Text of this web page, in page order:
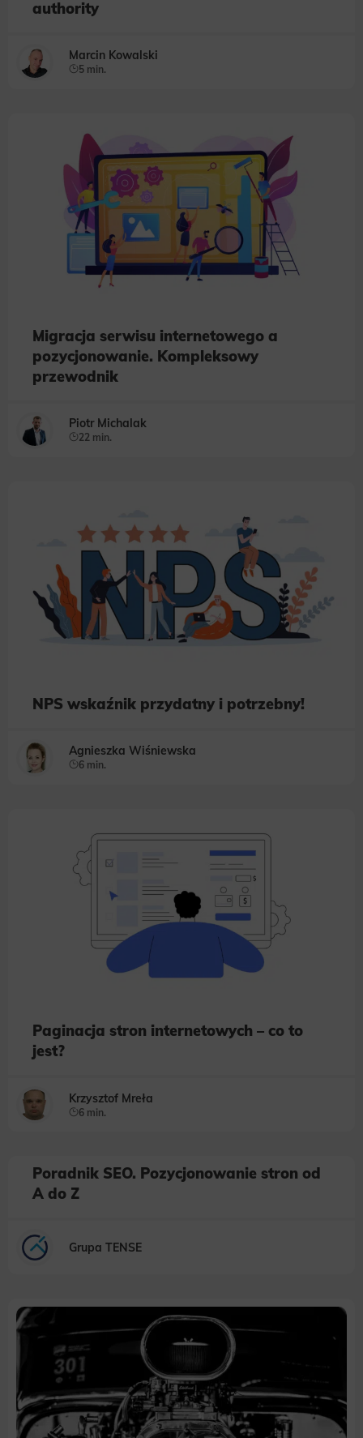
authority
Marcin Kowalski
5 min.
Migracja serwisu internetowego a
pozycjonowanie. Kompleksowy
przewodnik
Piotr Michalak
22 min.
NPS wskaźnik przydatny i potrzebny!
Agnieszka Wiśniewska
6 min.
Paginacja stron internetowych – co to
jest?
Krzysztof Mreła
6 min.
Poradnik SEO. Pozycjonowanie stron od
A do Z
Grupa TENSE